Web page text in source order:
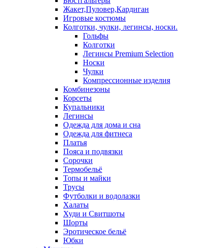
Жакет,Пуловер,Кардиган
Игровые костюмы
Колготки, чулки, легинсы, носки.
Гольфы
Колготки
Легинсы Premium Selection
Носки
Чулки
Компрессионные изделия
Комбинезоны
Корсеты
Купальники
Легинсы
Одежда для дома и сна
Одежда для фитнеса
Платья
Пояса и подвязки
Сорочки
Термобельё
Топы и майки
Трусы
Футболки и водолазки
Халаты
Худи и Свитшоты
Шорты
Эротическое бельё
Юбки